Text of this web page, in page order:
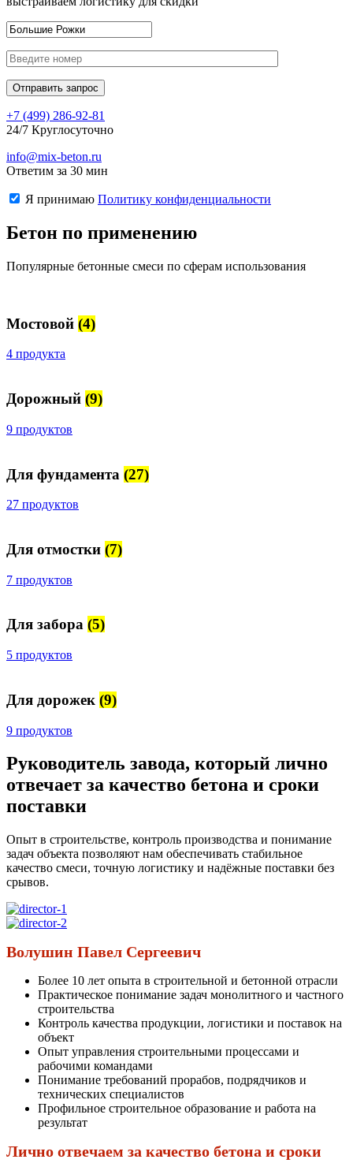
+7 (499) 286-92-81
24/7 Круглосуточно
info@mix-beton.ru
Ответим за 30 мин
Я принимаю Политику конфиденциальности
Бетон по применению
Популярные бетонные смеси по сферам использования
Мостовой (4)
4 продукта
Дорожный (9)
9 продуктов
Для фундамента (27)
27 продуктов
Для отмостки (7)
7 продуктов
Для забора (5)
5 продуктов
Для дорожек (9)
9 продуктов
Руководитель завода, который лично
отвечает за качество бетона и сроки
поставки
Опыт в строительстве, контроль производства и понимание
задач объекта позволяют нам обеспечивать стабильное
качество смеси, точную логистику и надёжные поставки без
срывов.
Волушин Павел Сергеевич
Более 10 лет опыта в строительной и бетонной отрасли
Практическое понимание задач монолитного и частного
строительства
Контроль качества продукции, логистики и поставок на
объект
Опыт управления строительными процессами и
рабочими командами
Понимание требований прорабов, подрядчиков и
технических специалистов
Профильное строительное образование и работа на
результат
Лично отвечаем за качество бетона и сроки